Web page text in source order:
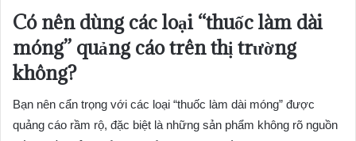
Có nên dùng các loại “thuốc làm dài
móng” quảng cáo trên thị trường
không?
Bạn nên cẩn trọng với các loại “thuốc làm dài móng” được
quảng cáo rầm rộ, đặc biệt là những sản phẩm không rõ nguồn